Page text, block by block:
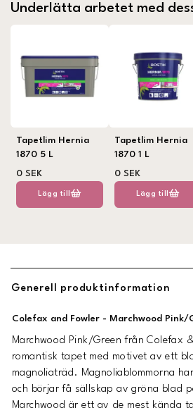
Underlätta arbetet med
Tapetlim Hernia
1870 5 L
0 SEK
Lägg till
Tapetlim Hernia
1870 1 L
0 SEK
Lägg till
Generell produktinformation
Colefax and Fowler - Marchwood Pink/
Marchwood Pink/Green från Colefax
romantisk tapet med motivet av ett
magnoliaträd. Magnoliablommorna
och börjar få sällskap av gröna blad
Marchwood är ett av de mest kända